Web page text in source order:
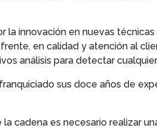
la innovación en nuevas
en calidad y atención al
análisis para detectar
sus doce años de
la cadena es necesario realizar